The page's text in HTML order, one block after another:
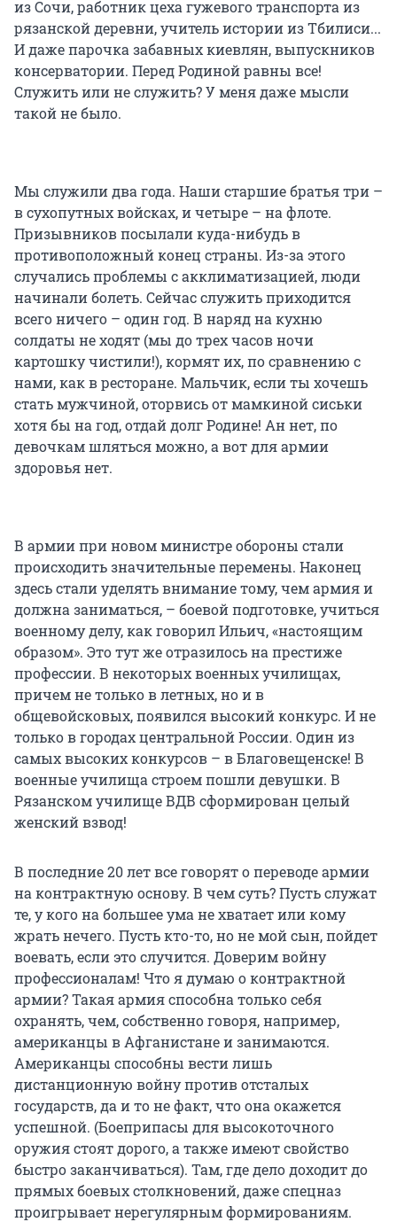
из Сочи, работник цеха гужевого транспорта из
рязанской деревни, учитель истории из Тбилиси...
И даже парочка забавных киевлян, выпускников
консерватории. Перед Родиной равны все!
Служить или не служить? У меня даже мысли
такой не было.
Мы служили два года. Наши старшие братья три –
в сухопутных войсках, и четыре – на флоте.
Призывников посылали куда-нибудь в
противоположный конец страны. Из-за этого
случались проблемы с акклиматизацией, люди
начинали болеть. Сейчас служить приходится
всего ничего – один год. В наряд на кухню
солдаты не ходят (мы до трех часов ночи
картошку чистили!), кормят их, по сравнению с
нами, как в ресторане. Мальчик, если ты хочешь
стать мужчиной, оторвись от мамкиной сиськи
хотя бы на год, отдай долг Родине! Ан нет, по
девочкам шляться можно, а вот для армии
здоровья нет.
В армии при новом министре обороны стали
происходить значительные перемены. Наконец
здесь стали уделять внимание тому, чем армия и
должна заниматься, – боевой подготовке, учиться
военному делу, как говорил Ильич, «настоящим
образом». Это тут же отразилось на престиже
профессии. В некоторых военных училищах,
причем не только в летных, но и в
общевойсковых, появился высокий конкурс. И не
только в городах центральной России. Один из
самых высоких конкурсов – в Благовещенске! В
военные училища строем пошли девушки. В
Рязанском училище ВДВ сформирован целый
женский взвод!
В последние 20 лет все говорят о переводе армии
на контрактную основу. В чем суть? Пусть служат
те, у кого на большее ума не хватает или кому
жрать нечего. Пусть кто-то, но не мой сын, пойдет
воевать, если это случится. Доверим войну
профессионалам! Что я думаю о контрактной
армии? Такая армия способна только себя
охранять, чем, собственно говоря, например,
американцы в Афганистане и занимаются.
Американцы способны вести лишь
дистанционную войну против отсталых
государств, да и то не факт, что она окажется
успешной. (Боеприпасы для высокоточного
оружия стоят дорого, а также имеют свойство
быстро заканчиваться). Там, где дело доходит до
прямых боевых столкновений, даже спецназ
проигрывает нерегулярным формированиям.